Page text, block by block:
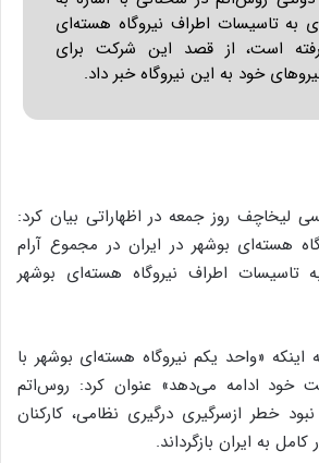
به تاسیسات اطراف نیروگاه هسته‌ای
است، از قصد این شرکت برای
خود به این نیروگاه خبر داد.
لیخاچف روز جمعه در اظهاراتی بیان کرد:
هسته‌ای بوشهر در ایران در مجموع آرام
اطراف نیروگاه هسته‌ای بوشهر
اینکه «واحد یکم نیروگاه هسته‌ای بوشهر با
خود ادامه می‌دهد» عنوان کرد: روس‌اتم
خطر ازسرگیری درگیری نظامی، کارکنان
به ایران بازگرداند.